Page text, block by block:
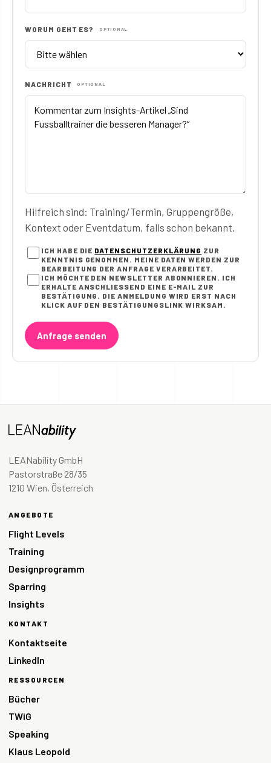
WORUM GEHT ES? OPTIONAL
NACHRICHT OPTIONAL
Hilfreich sind: Training/Termin, Gruppengröße,
Kontext oder Eventdatum, falls schon bekannt.
ICH HABE DIE DATENSCHUTZERKLÄRUNG ZUR
KENNTNIS GENOMMEN. MEINE DATEN WERDEN ZUR
BEARBEITUNG DER ANFRAGE VERARBEITET.
ICH MÖCHTE DEN NEWSLETTER ABONNIEREN. ICH
ERHALTE ANSCHLIESSEND EINE E-MAIL ZUR B
ESTÄTIGUNG. DIE ANMELDUNG WIRD ERST NACH K
LICK AUF DEN BESTÄTIGUNGSLINK WIRKSAM.
Anfrage senden
LEANability GmbH
Pastorstraße 28/35
1210 Wien, Österreich
ANGEBOTE
Flight Levels
Training
Designprogramm
Sparring
Insights
KONTAKT
Kontaktseite
LinkedIn
RESSOURCEN
Bücher
TWiG
Speaking
Klaus Leopold